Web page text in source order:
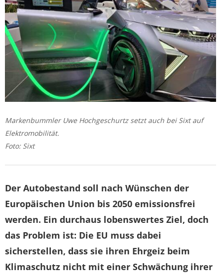
Markenbummler Uwe Hochgeschurtz setzt auch bei Sixt auf
Elektromobilität.
Foto: Sixt
Der Autobestand soll nach Wünschen der
Europäischen Union bis 2050 emissionsfrei
werden. Ein durchaus lobenswertes Ziel, doch
das Problem ist: Die EU muss dabei
sicherstellen, dass sie ihren Ehrgeiz beim
Klimaschutz nicht mit einer Schwächung ihrer